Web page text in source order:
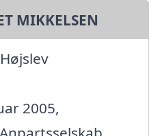
MIKKELSEN
2005,